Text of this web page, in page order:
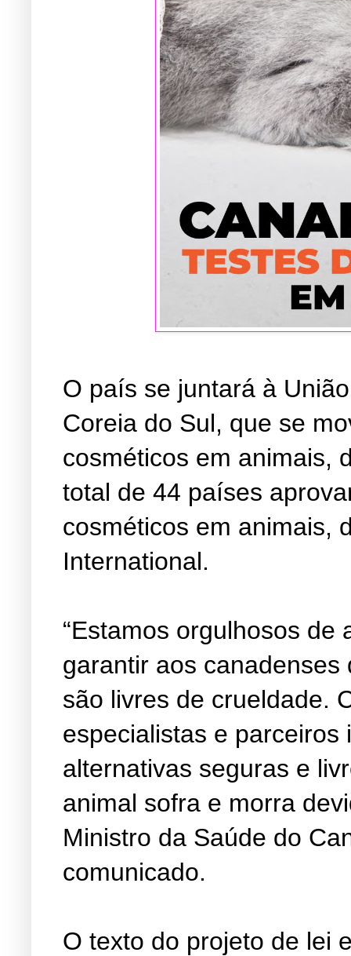
O país se juntará à
Coreia do Sul, que se
cosméticos em animais,
total de 44 países
cosméticos em animais,
International.
“Estamos orgulhosos de
garantir aos
são livres de crueldade.
especialistas e
alternativas seguras e
animal sofra e morra
Ministro da Saúde do
comunicado.
O texto do projeto de lei